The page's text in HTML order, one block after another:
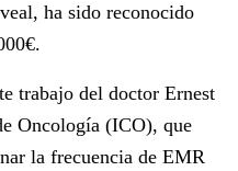
ha sido reconocido
trabajo del doctor Ernest
Oncología (ICO), que
la frecuencia de EMR